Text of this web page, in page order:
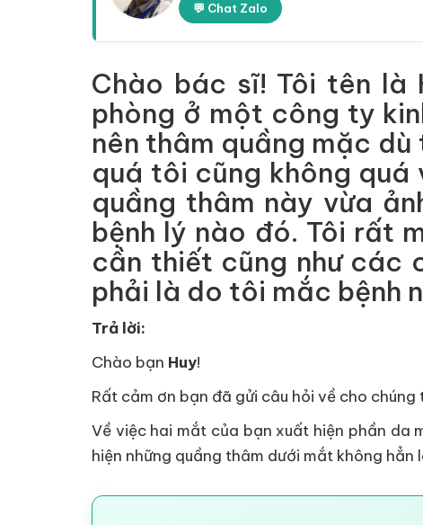
💬 Chat Zalo
Chào bác sĩ! Tôi tên là
phòng ở một công ty
nên thâm quầng mặc
quá tôi cũng không quá
quầng thâm này vừa
bệnh lý nào đó. Tôi rất
cần thiết cũng như các
phải là do tôi mắc bệnh
Trả lời:
Chào bạn Huy!
Rất cảm ơn bạn đã gửi câu hỏi về cho chúng
Về việc hai mắt của bạn xuất hiện phần da
hiện những quầng thâm dưới mắt không